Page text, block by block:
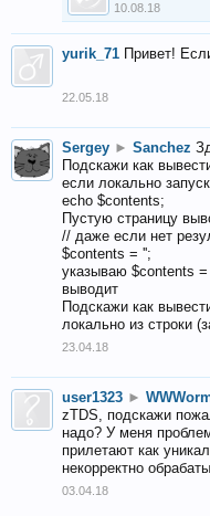
10.08.18
yurik_71 Привет!
22.05.18
Sergey ► Sanchez
Подскажи как
если локально
echo $contents;
Пустую страницу
// даже если нет
$contents = '';
указываю $contents =
выводит
Подскажи как
локально из строки
23.04.18
user1323 ►
zTDS, подскажи
надо? У меня
прилетают как
некорректно
03.04.18